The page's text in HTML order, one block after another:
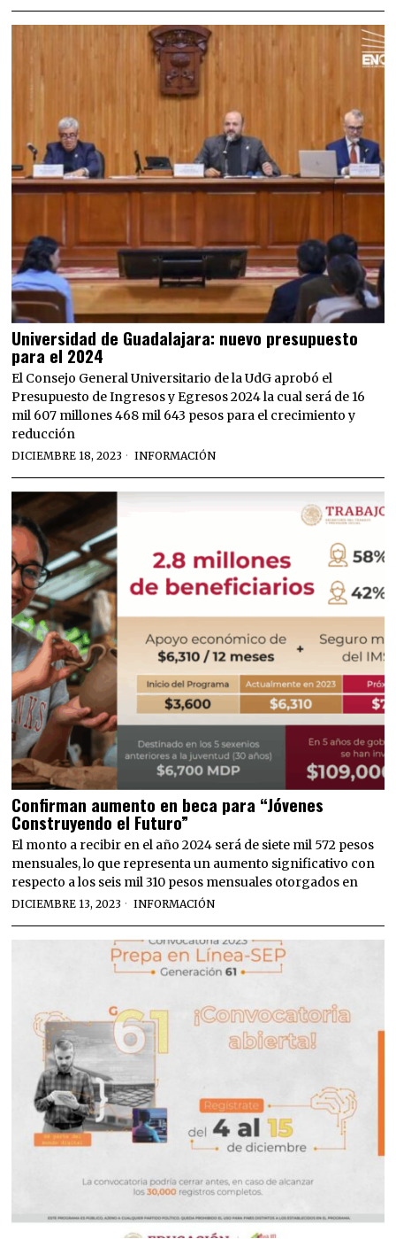
Universidad de Guadalajara: nuevo presupuesto
para el 2024
El Consejo General Universitario de la UdG aprobó el
Presupuesto de Ingresos y Egresos 2024 la cual será de 16
mil 607 millones 468 mil 643 pesos para el crecimiento y
reducción
DICIEMBRE 18, 2023 INFORMACIÓN
Confirman aumento en beca para “Jóvenes
Construyendo el Futuro”
El monto a recibir en el año 2024 será de siete mil 572 pesos
mensuales, lo que representa un aumento significativo con
respecto a los seis mil 310 pesos mensuales otorgados en
DICIEMBRE 13, 2023 INFORMACIÓN